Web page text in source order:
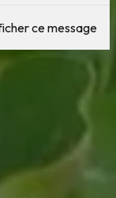
ce message